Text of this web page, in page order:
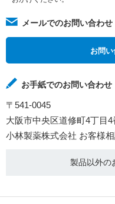
メールでのお問い合わせ
お問
お手紙でのお問い合わせ
〒541-0045
大阪市中央区道修町4丁目4
小林製薬株式会社 お客様
製品以外の